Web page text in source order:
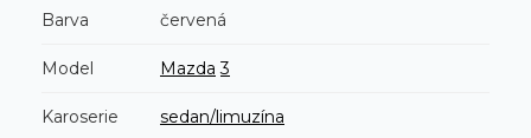
Barva červená
Model Mazda 3
Karoserie sedan/limuzína